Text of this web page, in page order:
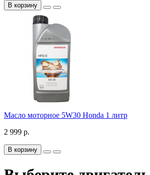
В корзину
Масло моторное 5W30 Honda 1 литр
2 999 р.
В корзину